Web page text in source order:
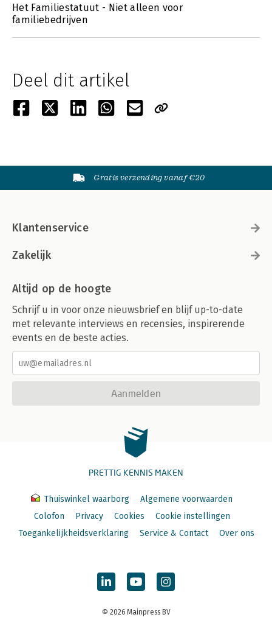
Het Familiestatuut - Niet alleen voor
familiebedrijven
Deel dit artikel
Gratis verzending vanaf €20
Klantenservice
Zakelijk
Altijd op de hoogte
Schrijf u in voor onze nieuwsbrief en blijf up-to-date
met relevante interviews en recensies, inspirerende
events en de beste acties.
Aanmelden
PRETTIG KENNIS MAKEN
Thuiswinkel waarborg
Algemene voorwaarden
Colofon
Privacy Cookies
Cookie instellingen
Toegankelijkheidsverklaring
Service & Contact Over ons
© 2026 Mainpress BV